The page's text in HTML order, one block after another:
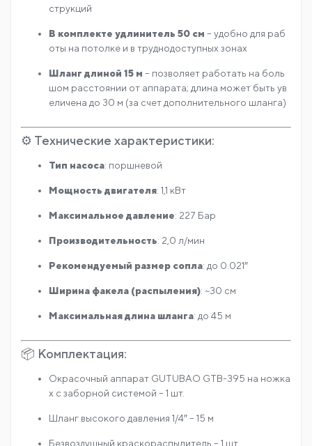
струкций
В комплекте удлинитель 50 см – удобно для раб
оты на потолке и в труднодоступных зонах
Шланг длиной 15 м – позволяет работать на боль
шом расстоянии от аппарата; длина может быть ув
еличена до 30 м (за счет дополнительного шланга)
⚙️ Технические характеристики:
Тип насоса: поршневой
Мощность двигателя: 1,1 кВт
Максимальное давление: 227 Бар
Производительность : 2,0 л/мин
Рекомендуемый размер сопла: до 0.021″
Ширина факела (распыления): ~30 см
Максимальная длина шланга: до 45 м
📦 Комплектация:
Окрасочный аппарат GUTUBAO GTB-395 на ножка
х с заборной системой – 1 шт.
Шланг высокого давления 1/4″ – 15 м
Безвоздушный краскораспылитель – 1 шт.